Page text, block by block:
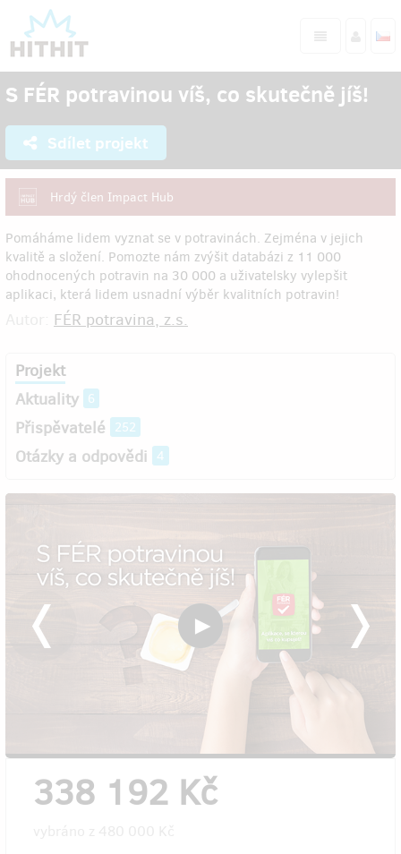
S FÉR potravinou víš, co skutečně jíš!
Sdílet projekt
Hrdý člen Impact Hub
Pomáháme lidem vyznat se v potravinách. Zejména v jejich
kvalitě a složení. Pomozte nám zvýšit databázi z 11 000
ohodnocených potravin na 30 000 a uživatelsky vylepšit
aplikaci, která lidem usnadní výběr kvalitních potravin!
FÉR potravina, z.s.
Projekt
Aktuality 6
Přispěvatelé 252
Otázky a odpovědi 4
338 192 Kč